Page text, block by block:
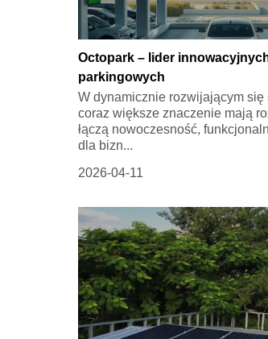
Octopark – lider
parkingowych
W dynamicznie rozwijającym
coraz większe znaczenie mają
łączą nowoczesność,
dla bizn...
2026-04-11